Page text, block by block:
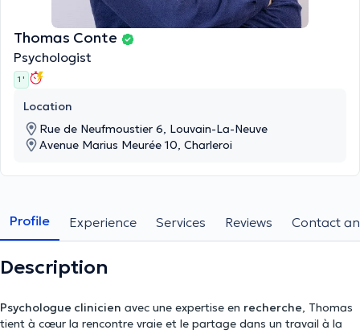
Thomas Conte
Psychologist
1 '
Location
Rue de Neufmoustier 6, Louvain-La-Neuve
Avenue Marius Meurée 10, Charleroi
Profile Experience Services Reviews Contact
Description
Psychologue clinicien avec une expertise en recherche, Thomas
tient à cœur la rencontre vraie et le partage dans un travail à la